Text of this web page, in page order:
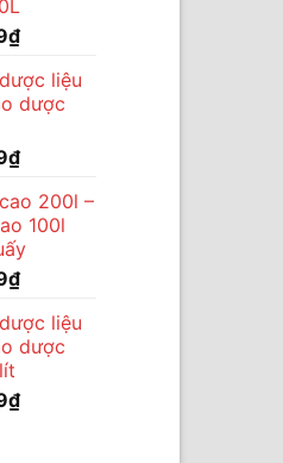
số lượng
₫
liệu
dược
₫
200l –
100l
₫
liệu
dược
₫